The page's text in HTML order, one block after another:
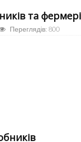
та
Переглядів: 800